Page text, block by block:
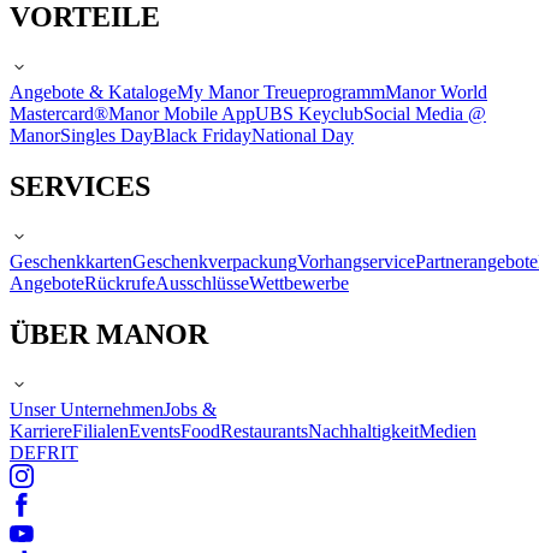
VORTEILE
Angebote & KatalogeMy Manor TreueprogrammManor World
Mastercard®Manor Mobile AppUBS KeyclubSocial Media @
ManorSingles DayBlack FridayNational Day
SERVICES
GeschenkkartenGeschenkverpackungVorhangservicePartnerangebote
AngeboteRückrufeAusschlüsseWettbewerbe
ÜBER MANOR
Unser UnternehmenJobs &
KarriereFilialenEventsFoodRestaurantsNachhaltigkeitMedien
DEFRIT